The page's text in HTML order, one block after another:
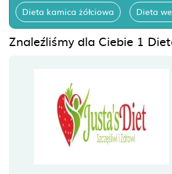
Dieta kamica żółciowa Dieta
Znaleźliśmy dla Ciebie 1